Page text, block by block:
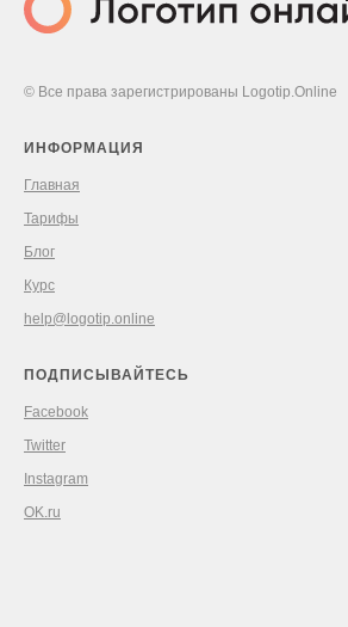
© Все права зарегистрированы Logotip.Online
ИНФОРМАЦИЯ
Главная
Тарифы
Блог
Курс
help@logotip.online
ПОДПИСЫВАЙТЕСЬ
Facebook
Twitter
Instagram
OK.ru